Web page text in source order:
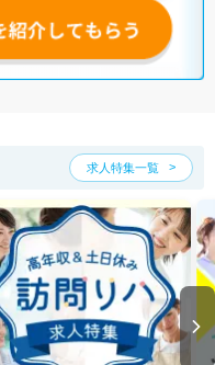
くと、ご希望条件をヒアリン
の希望条件をピックアップし
求人特集一覧